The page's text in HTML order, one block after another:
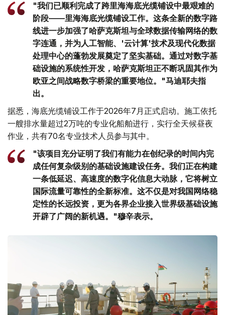
"我们已顺利完成了跨里海海底光缆铺设中最艰难的
阶段——里海海底光缆铺设工作。这条全新的数字路
线进一步加强了哈萨克斯坦与全球数据传输网络的数
字连通，并为人工智能、'云计算'技术及现代化数据
处理中心的蓬勃发展奠定了坚实基础。通过对数字基
础设施的系统性开发，哈萨克斯坦正不断巩固其作为
欧亚之间战略数字桥梁的重要地位。"马迪耶夫指
出。
据悉，海底光缆铺设工作于2026年7月正式启动。施工依托
一艘排水量超过2万吨的专业化船舶进行，实行全天候昼夜
作业，共有70名专业技术人员参与其中。
"该项目充分证明了我们有能力在创纪录的时间内完
成任何复杂级别的基础设施建设任务。我们正在构建
一条低延迟、高速度的数字化信息大动脉，它将树立
国际流量可靠性的全新标准。这不仅是对我国网络稳
定性的长远投资，更为各界企业接入世界级基础设施
开辟了广阔的新机遇。"穆辛表示。